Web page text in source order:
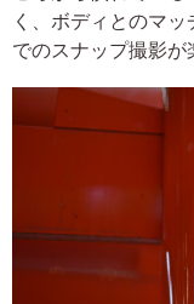
く、ボディとのマ
でのスナップ撮影が